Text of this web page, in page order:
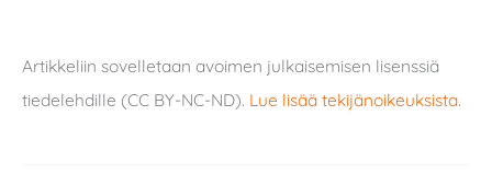
Artikkeliin sovelletaan avoimen julkaisemisen lisenssiä
tiedelehdille (CC BY-NC-ND). Lue lisää tekijänoikeuksista.